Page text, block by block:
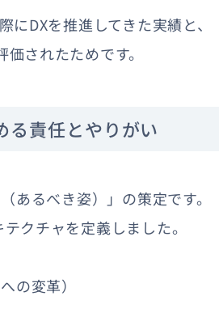
DXを推進してきた実績と、
されたためです。
る責任とやりがい
あるべき姿）」の策定です。
クチャを定義しました。
の変革）